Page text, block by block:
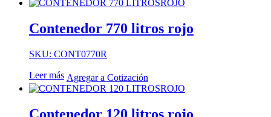
Contenedor 770 litros rojo
SKU: CONT0770R
Leer más Agregar a Cotización